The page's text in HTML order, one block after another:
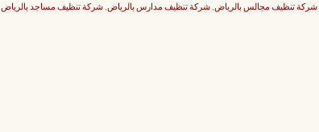
شركة تنظيف مجالس بالرياض, شركة تنظيف مدارس بالرياض, شركة تنظيف مساجد بالرياض